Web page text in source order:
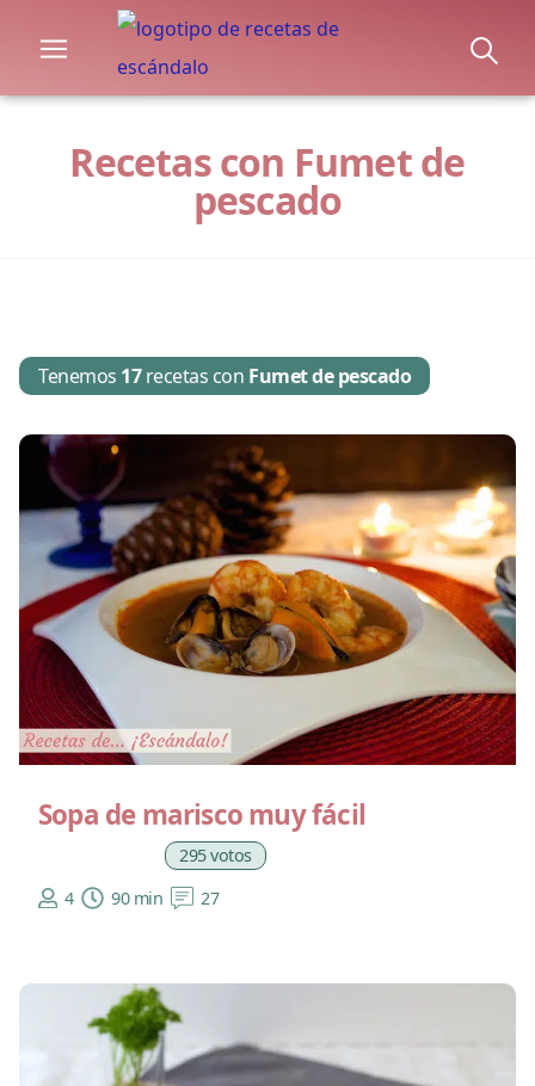
Recetas con Fumet de
pescado
Tenemos 17recetas con Fumet de pescado
Sopa de marisco muy fácil
295 votos
4
90 min 27